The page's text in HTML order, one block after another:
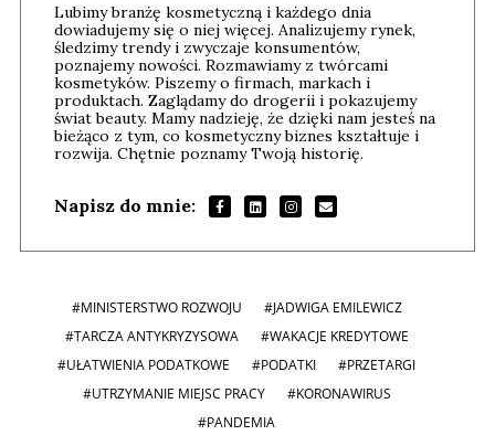
Lubimy branżę kosmetyczną i każdego dnia
dowiadujemy się o niej więcej. Analizujemy rynek,
śledzimy trendy i zwyczaje konsumentów,
poznajemy nowości. Rozmawiamy z twórcami
kosmetyków. Piszemy o firmach, markach i
produktach. Zaglądamy do drogerii i pokazujemy
świat beauty. Mamy nadzieję, że dzięki nam jesteś na
bieżąco z tym, co kosmetyczny biznes kształtuje i
rozwija. Chętnie poznamy Twoją historię.
Napisz do mnie:
#MINISTERSTWO ROZWOJU
#JADWIGA EMILEWICZ
#TARCZA ANTYKRYZYSOWA
#WAKACJE KREDYTOWE
#UŁATWIENIA PODATKOWE
#PODATKI
#PRZETARGI
#UTRZYMANIE MIEJSC PRACY
#KORONAWIRUS
#PANDEMIA